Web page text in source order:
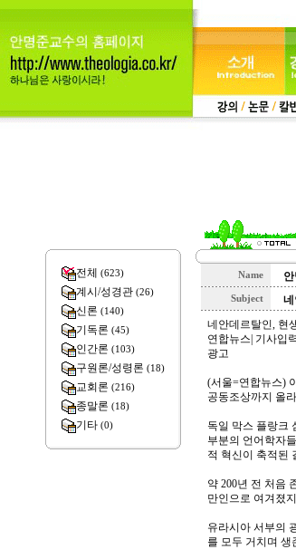
전체 (623)
계시/성경관 (26)
신론 (140)
기독론 (45)
인간론 (103)
구원론/성령론 (18)
교회론 (216)
종말론 (18)
기타 (0)
Name
Subject
네
네안데르탈인, 현
연합뉴스| 기사입
광고
(서울=연합뉴스)
공동조상까지 올
독일 막스 플랑크
부분의 언어학자
적 혁신이 축적된
약 200년 전 처음
만인으로 여겨졌
유라시아 서부의
를 모두 거치며 생